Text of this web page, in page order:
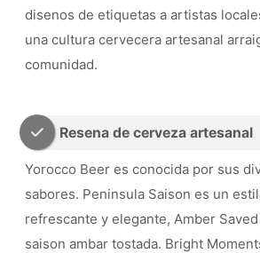
disenos de etiquetas a artistas
una cultura cervecera artesanal
comunidad.
Resena de cerveza artesanal
Yorocco Beer es conocida por sus
sabores. Peninsula Saison es un
refrescante y elegante, Amber
saison ambar tostada. Bright